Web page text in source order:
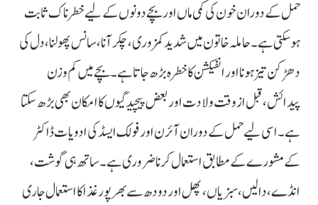
حمل کے دوران خون کی کمی ماں اور بچے دونوں کے لیے خطرناک ثابت
ہو سکتی ہے۔ حاملہ خاتون میں شدید کمزوری، چکر آنا، سانس پھولنا، دل کی
دھڑکن تیز ہونا اور انفیکشن کا خطرہ بڑھ جاتا ہے۔ بچے میں کم وزن
پیدائش، قبل از وقت ولادت اور بعض پیچیدگیوں کا امکان بھی بڑھ سکتا
ہے۔ اسی لیے حمل کے دوران آئرن اور فولک ایسڈ کی ادویات ڈاکٹر
کے مشورے کے مطابق استعمال کرنا ضروری ہے۔ ساتھ ہی گوشت،
انڈے، دالیں، سبزیاں، پھل اور دودھ سے بھرپور غذا کا استعمال جاری